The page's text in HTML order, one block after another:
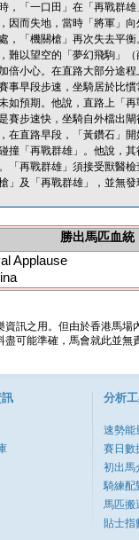
，「一口田」在「再戰群
因而失地，當時「將軍」
，「機關槍」再次失去平
難以望空的「夢幻飛駒」
倍小心。在直路大部分途
事早段步速，坐騎居於比
如預期。他說，直路上「
賽步速快，坐騎自外檔出
在直路早段，「黃鑽石」
撞「再戰群雄」。他說，
「再戰群雄」須接受獸醫
」及「再戰群雄」，並無
勝出馬匹血統
Applause
訊之用。但由於香港馬
可能準確，馬會就此並
分析
速勢能
賽日數
初出馬
騎練配
馬匹搬
貼士指